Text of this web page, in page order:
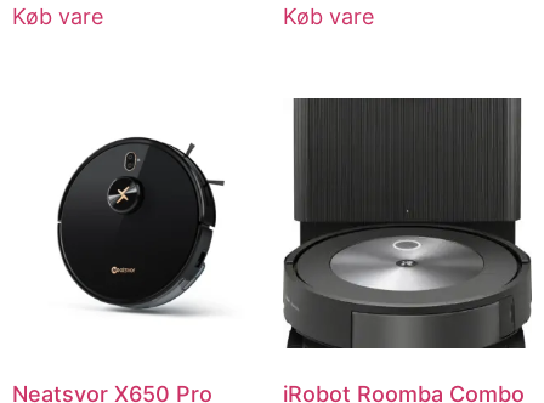
Køb vare Køb vare
Neatsvor X650 Pro
iRobot Roomba Combo